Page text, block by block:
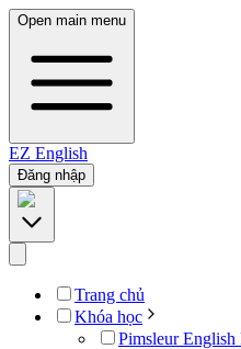
Open main menu
EZ English
Đăng nhập
Trang chủ
Khóa học
Pimsleur English